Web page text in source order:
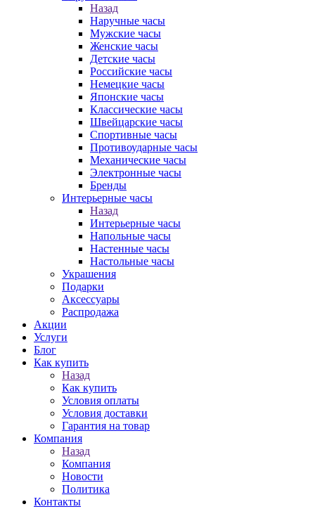
Назад
Наручные часы
Мужские часы
Женские часы
Детские часы
Российские часы
Немецкие часы
Японские часы
Классические часы
Швейцарские часы
Спортивные часы
Противоударные часы
Механические часы
Электронные часы
Бренды
Интерьерные часы
Назад
Интерьерные часы
Напольные часы
Настенные часы
Настольные часы
Украшения
Подарки
Аксессуары
Распродажа
Акции
Услуги
Блог
Как купить
Назад
Как купить
Условия оплаты
Условия доставки
Гарантия на товар
Компания
Назад
Компания
Новости
Политика
Контакты